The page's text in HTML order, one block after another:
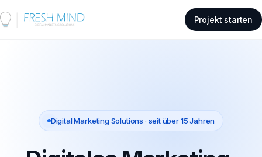
Projekt starten
Digital Marketing Solutions · seit über 15 Jahren